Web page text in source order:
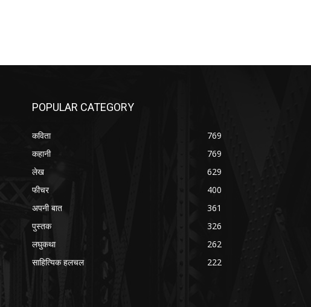
POPULAR CATEGORY
कविता
769
कहानी
769
लेख
629
फीचर
400
अपनी बात
361
पुस्तक
326
लघुकथा
262
साहित्यिक हलचल
222